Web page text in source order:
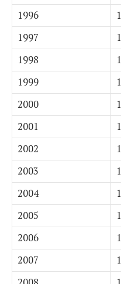
1996
1997
1998
1999
2000
2001
2002
2003
2004
2005
2006
2007